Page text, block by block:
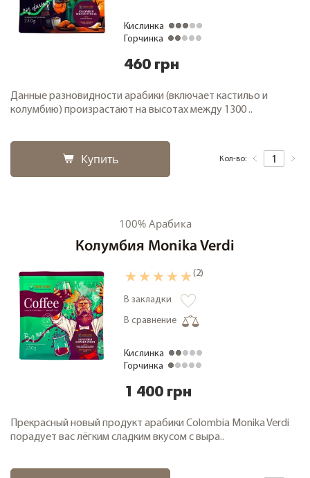
Кислинка
Горчинка
460 грн
Данные разновидности арабики (включает кастильо и
колумбию) произрастают на высотах между 1300 ..
Купить Кол-во:
100% Арабика
Колумбия Monika Verdi
(2)
В закладки
В сравнение
Кислинка
Горчинка
1 400 грн
Прекрасный новый продукт арабики Colombia Monika Verdi
порадует вас лёгким сладким вкусом с выра..